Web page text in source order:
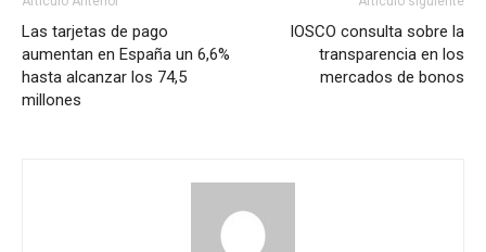
Las tarjetas de pago
aumentan en España un 6,6%
hasta alcanzar los 74,5
millones
IOSCO consulta sobre la
transparencia en los
mercados de bonos